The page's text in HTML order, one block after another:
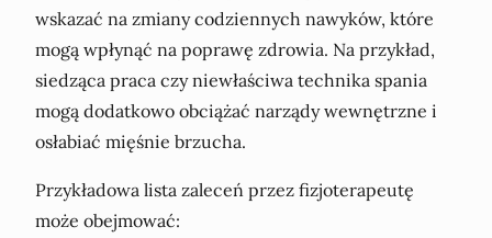
wskazać na zmiany codziennych nawyków, które
mogą wpłynąć na poprawę zdrowia. Na przykład,
siedząca praca czy niewłaściwa technika spania
mogą dodatkowo obciążać narządy wewnętrzne i
osłabiać mięśnie brzucha.
Przykładowa lista zaleceń przez fizjoterapeutę
może obejmować: